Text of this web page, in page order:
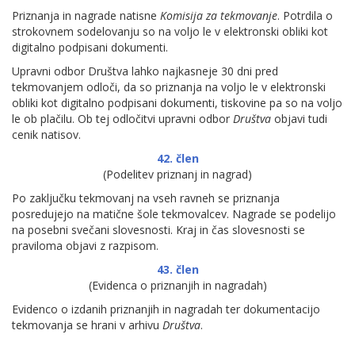
Priznanja in nagrade natisne Komisija za tekmovanje. Potrdila o
strokovnem sodelovanju so na voljo le v elektronski obliki kot
digitalno podpisani dokumenti.
Upravni odbor Društva lahko najkasneje 30 dni pred
tekmovanjem odloči, da so priznanja na voljo le v elektronski
obliki kot digitalno podpisani dokumenti, tiskovine pa so na voljo
le ob plačilu. Ob tej odločitvi upravni odbor Društva objavi tudi
cenik natisov.
42. člen
(Podelitev priznanj in nagrad)
Po zaključku tekmovanj na vseh ravneh se priznanja
posredujejo na matične šole tekmovalcev. Nagrade se podelijo
na posebni svečani slovesnosti. Kraj in čas slovesnosti se
praviloma objavi z razpisom.
43. člen
(Evidenca o priznanjih in nagradah)
Evidenco o izdanih priznanjih in nagradah ter dokumentacijo
tekmovanja se hrani v arhivu Društva.